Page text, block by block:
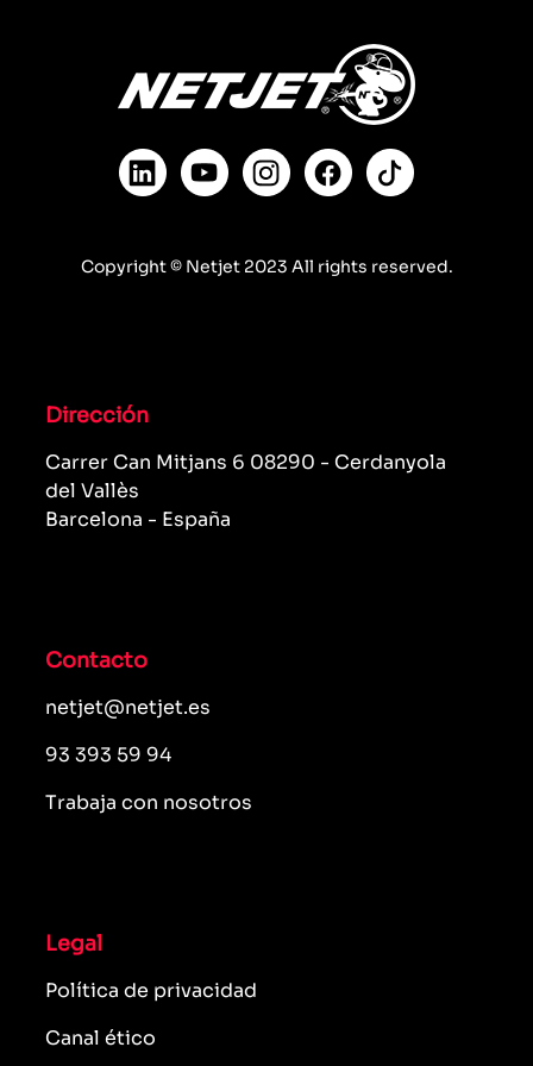
Copyright © Netjet 2023 All rights reserved.
Dirección
Carrer Can Mitjans 6 08290 - Cerdanyola
del Vallès
Barcelona - España
Contacto
netjet@netjet.es
93 393 59 94
Trabaja con nosotros
Legal
Política de privacidad
Canal ético